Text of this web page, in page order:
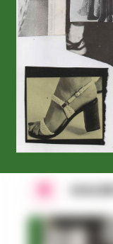
OP
Hiele (BE),